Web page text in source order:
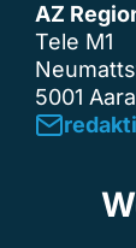
AZ
Tele M1
5001